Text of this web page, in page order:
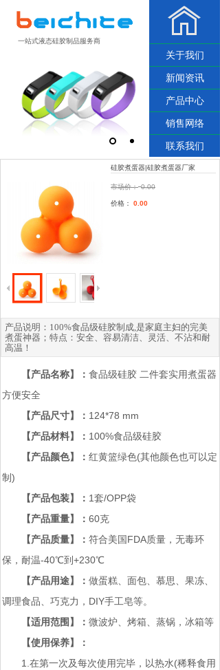
一站式液态硅胶制品服务商
关于我们
新闻资讯
产品中心
销售网络
联系我们
硅胶煮蛋器|硅胶煮蛋器厂家
市场价： 0.00
价格： 0.00
产品说明：100%食品级硅胶制成,是家庭主妇的完美
煮蛋神器；特点：安全、容易清洁、灵活、不沾和耐
高温！
【产品名称】： 食品级硅胶 二件套实用煮蛋器
方便安全
【产品尺寸】： 124*78 mm
【产品材料】
： 100%食品级硅胶
【产品颜色】： 红黄篮绿色(其他颜色也可以定
制)
【产品包装】： 1套/OPP袋
【产品重量】： 60克
【产品质量】： 符合美国FDA质量，无毒环
保，耐温-40℃到+230℃
【产品用途】： 做蛋糕、面包、慕思、果冻、
调理食品、巧克力，DIY手工皂等。
【适用范围】： 微波炉、烤箱、蒸锅，冰箱等
【使用保养】：
1.在第一次及每次使用完毕，以热水(稀释食用